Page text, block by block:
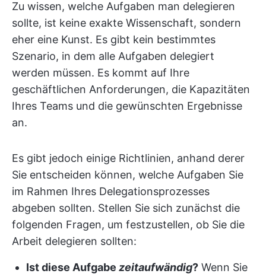
Zu wissen, welche Aufgaben man delegieren
sollte, ist keine exakte Wissenschaft, sondern
eher eine Kunst. Es gibt kein bestimmtes
Szenario, in dem alle Aufgaben delegiert
werden müssen. Es kommt auf Ihre
geschäftlichen Anforderungen, die Kapazitäten
Ihres Teams und die gewünschten Ergebnisse
an.
Es gibt jedoch einige Richtlinien, anhand derer
Sie entscheiden können, welche Aufgaben Sie
im Rahmen Ihres Delegationsprozesses
abgeben sollten. Stellen Sie sich zunächst die
folgenden Fragen, um festzustellen, ob Sie die
Arbeit delegieren sollten:
Ist diese Aufgabe zeitaufwändig? Wenn Sie